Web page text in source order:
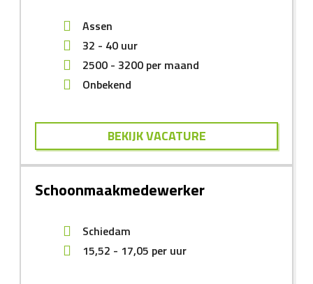
Assen
32 - 40 uur
2500 - 3200 per maand
Onbekend
BEKIJK VACATURE
Schoonmaakmedewerker
Schiedam
15,52 - 17,05 per uur